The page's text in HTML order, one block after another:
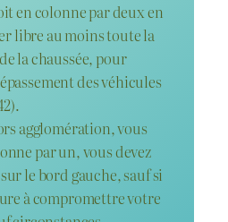
en colonne par deux en
libre au moins toute la
la chaussée, pour
des véhicules
agglomération, vous
par un, vous devez
le bord gauche, sauf si
à compromettre votre